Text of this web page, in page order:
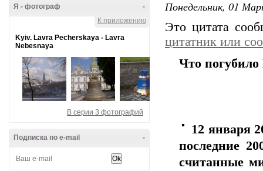
-
Я - фотограф
К приложению
Kyiv. Lavra Pecherskaya - Lavra
Nebesnaya
В серии 3 фотографий
-
Подписка по e-mail
Понедельник, 01
Это цитата
цитатник или
Что погубило
12 января
последние
считанные